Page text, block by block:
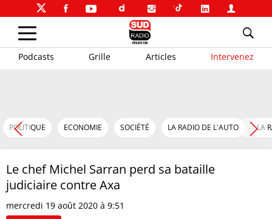
Podcasts Grille Articles Intervenez
POLITIQUE ECONOMIE SOCIÉTÉ LA RADIO DE L'AUTO LA
Le chef Michel Sarran perd sa bataille
judiciaire contre Axa
mercredi 19 août 2020 à 9:51